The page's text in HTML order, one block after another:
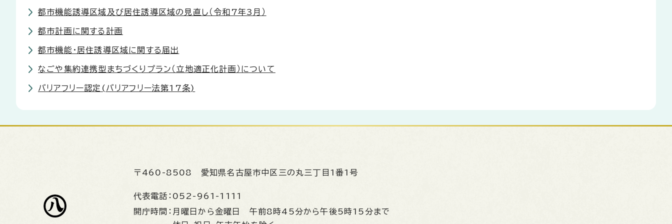
都市機能誘導区域及び居住誘導区域の見直し（令和7年3月）
都市計画に関する計画
都市機能・居住誘導区域に関する届出
なごや集約連携型まちづくりプラン（立地適正化計画）について
バリアフリー認定(バリアフリー法第17条)
〒460-8508 愛知県名古屋市中区三の丸三丁目1番1号
代表電話： 052-961-1111
開庁時間： 月曜日から金曜日 午前8時45分から午後5時15分まで